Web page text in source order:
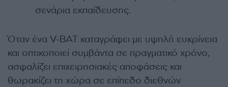
σενάρια εκπαίδευσης.
Όταν ένα V-BAT καταγράφει με υψηλή ευκρίνεια
και οπτικοποιεί συμβάντα σε πραγματικό χρόνο,
ασφαλίζει επιχειρησιακές αποφάσεις και
θωρακίζει τη χώρα σε επίπεδο διεθνών